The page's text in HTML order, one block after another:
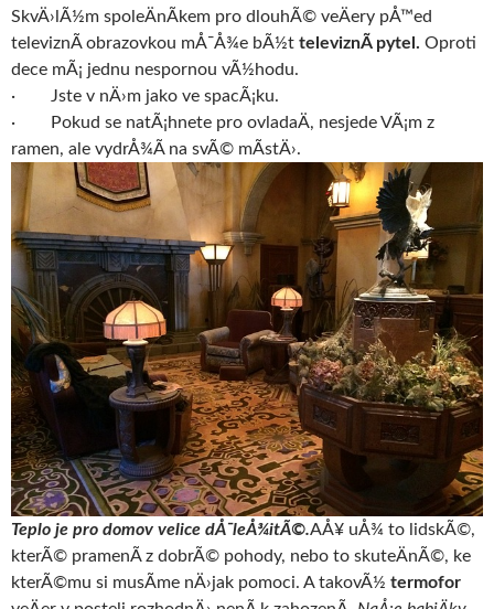
SkvÄ›lÃ½m spoleÄnÃ­kem pro dlouhÃ© veÄery pÅ™ed
televiznÃ­ obrazovkou mÅ¯Å¾e bÃ½t televiznÃ­ pytel. Oproti
dece mÃ¡ jednu nespornou vÃ½hodu.
· Jste v nÄ›m jako ve spacÃ¡ku.
· Pokud se natÃ¡hnete pro ovladaÄ, nesjede VÃ¡m z
ramen, ale vydrÅ¾Ã­ na svÃ© mÃ­stÄ›.
Teplo je pro domov velice dÅ¯leÅ¾itÃ©.AÅ¥ uÅ¾ to lidskÃ©,
kterÃ© pramenÃ­ z dobrÃ© pohody, nebo to skuteÄnÃ©, ke
kterÃ©mu si musÃ­me nÄ›jak pomoci. A takovÃ½ termofor